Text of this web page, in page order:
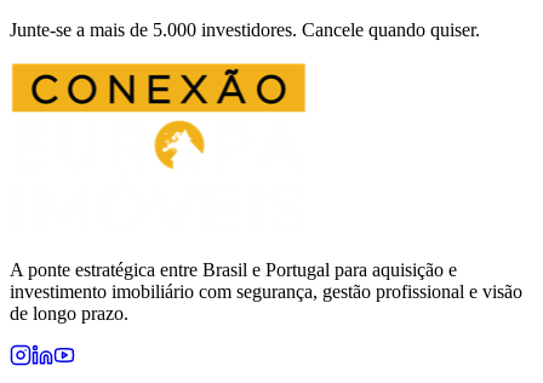
Junte-se a mais de 5.000 investidores. Cancele quando quiser.
A ponte estratégica entre Brasil e Portugal para aquisição e
investimento imobiliário com segurança, gestão profissional e visão
de longo prazo.